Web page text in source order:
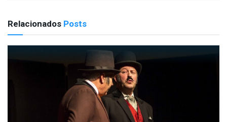
Relacionados Posts